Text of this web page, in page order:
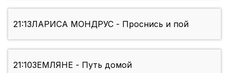
21:13ЛАРИСА МОНДРУС - Проснись и пой
21:10ЗЕМЛЯНЕ - Путь домой